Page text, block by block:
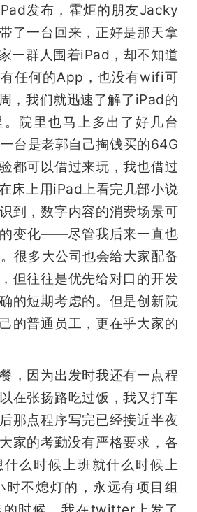
发布，霍炬的朋友Jacky
了一台回来，正好是那天拿
一群人围着iPad，却不知道
任何的App，也没有wifi可
，我们就迅速了解了iPad的
院里也马上多出了好几台
台是老郭自己掏钱买的64G
都可以借过来玩，我也借过
床上用iPad上看完几部小说
到，数字内容的消费场景可
变化——尽管我后来一直也
很多大公司也会给大家配备
但往往是优先给对口的开发
的短期考虑的。但是创新院
的普通员工，更在乎大家的
，因为出发时我还有一点程
在张扬路吃过饭，我又打车
那点程序写完已经接近半夜
家的考勤没有严格要求，各
么时候上班就什么时候上
不熄灯的，永远有项目组